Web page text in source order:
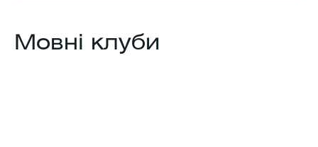
Мовні клуби